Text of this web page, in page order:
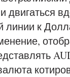
двигаться
линии к